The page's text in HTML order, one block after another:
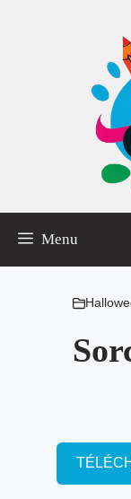
Menu